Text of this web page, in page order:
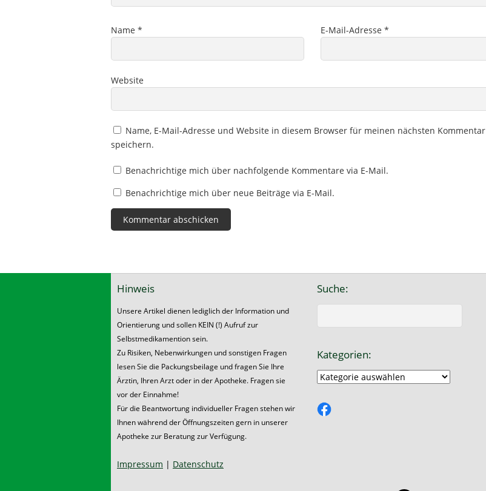
Name * E-Mail-Adresse *
Website
Name, E-Mail-Adresse und Website in diesem Browser für meinen nächsten Kommentar
speichern.
Benachrichtige mich über nachfolgende Kommentare via E-Mail.
Benachrichtige mich über neue Beiträge via E-Mail.
Hinweis
Unsere Artikel dienen lediglich der Information und
Orientierung und sollen KEIN (!) Aufruf zur
Selbstmedikamention sein.
Zu Risiken, Nebenwirkungen und sonstigen Fragen
lesen Sie die Packungsbeilage und fragen Sie Ihre
Ärztin, Ihren Arzt oder in der Apotheke. Fragen sie
vor der Einnahme!
Für die Beantwortung individueller Fragen stehen wir
Ihnen während der Öffnungszeiten gern in unserer
Apotheke zur Beratung zur Verfügung.
Impressum | Datenschutz
Suche:
Kategorien:
Kategorien:
Facebook